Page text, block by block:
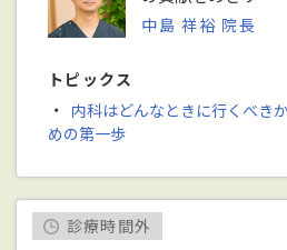
中島 祥裕 院長
トピックス
・ 内科はどんなときに行くべき
めの第一歩
診療時間外